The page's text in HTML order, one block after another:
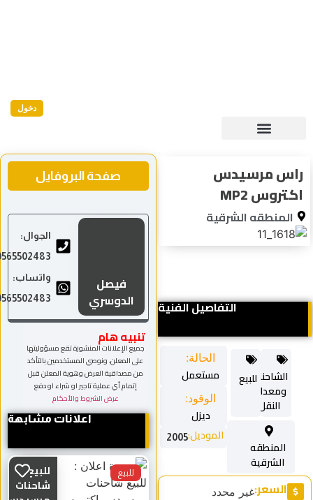
دخول
راس مرسيدس
اكتروس MP2
المنطقه الشرقية
التفاصيل الفنية
الحالة:
مستعمل
الوقود:
ديزل
الموديل:2005
المنطقه
الشرقية
الشاحنات
ومعدات
النقل
للبيع
السعر:غير محدد
صفحة البروفايل
فيصل
الدوسري
الجوال:
0565502483
واتساب:
0565502483
تنبيه هام
جميع الإعلانات المنشورة تقع مسؤوليتها
على المعلن، ونوصي المستخدمين بالتأكد
من مصداقية العرض وهوية المعلن قبل
إتمام أي عملية تاجير او شراء او دفع
عرض الشروط والأحكام
اعلانات مشابهة
للبيع
شاحنات
للبيع